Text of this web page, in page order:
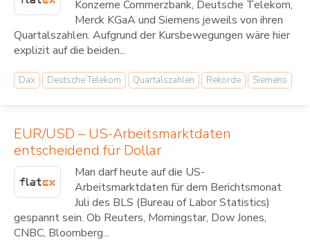
Konzerne Commerzbank, Deutsche Telekom,
Merck KGaA und Siemens jeweils von ihren
Quartalszahlen. Aufgrund der Kursbewegungen wäre hier
explizit auf die beiden...
Dax Deutsche Telekom Quartalszahlen Rekorde Siemens
EUR/USD – US-Arbeitsmarktdaten
entscheidend für Dollar
Man darf heute auf die US-
Arbeitsmarktdaten für dem Berichtsmonat
Juli des BLS (Bureau of Labor Statistics)
gespannt sein. Ob Reuters, Morningstar, Dow Jones,
CNBC, Bloomberg...